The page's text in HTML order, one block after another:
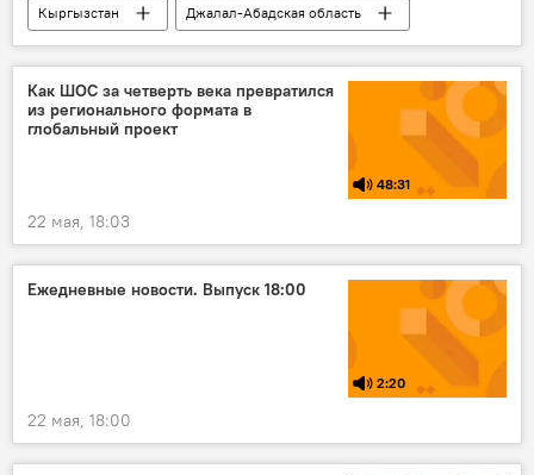
Кыргызстан
Джалал-Абадская область
Аксыйский район
сель
дождь
разрушение
МЧС
Как ШОС за четверть века превратился
из регионального формата в
глобальный проект
48:31
22 мая, 18:03
Ежедневные новости. Выпуск 18:00
2:20
22 мая, 18:00